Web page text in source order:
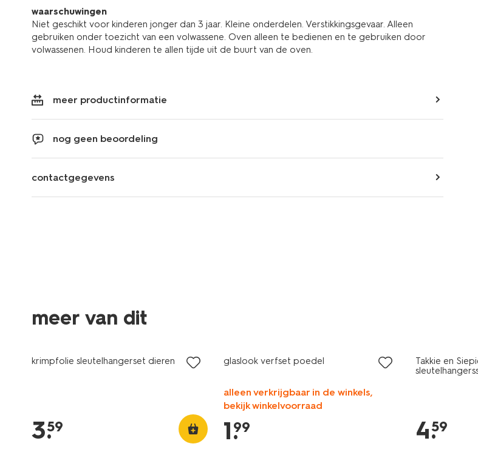
waarschuwingen
Niet geschikt voor kinderen jonger dan 3 jaar. Kleine onderdelen. Verstikkingsgevaar. Alleen
gebruiken onder toezicht van een volwassene. Oven alleen te bedienen en te gebruiken door
volwassenen. Houd kinderen te allen tijde uit de buurt van de oven.
meer productinformatie
nog geen beoordeling
contactgegevens
meer van dit
krimpfolie sleutelhangerset dieren
3.
59
glaslook verfset poedel
alleen verkrijgbaar in de winkels,
bekijk winkelvoorraad
1.
99
Takkie en
4.
59